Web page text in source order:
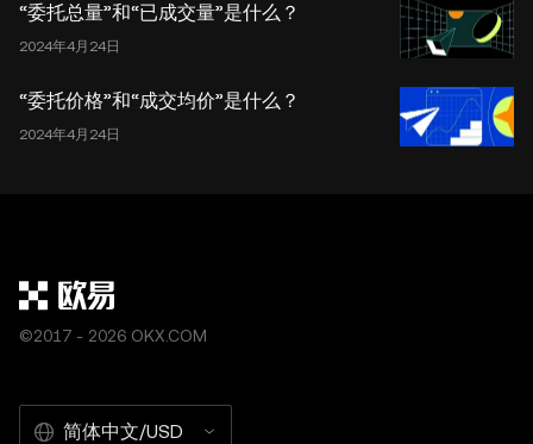
“委托总量”和“已成交量”是什么？
2024年4月24日
“委托价格”和“成交均价”是什么？
2024年4月24日
©2017 - 2026 OKX.COM
简体中文/USD